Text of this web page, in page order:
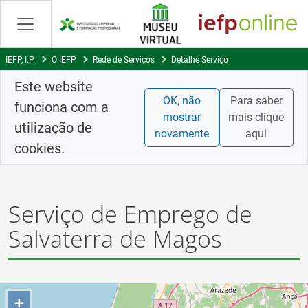
Saltar
para
conteúdo
principal
IEFP, I.P. O IEFP Rede de Serviços Detalhe Serviço
Este website
funciona com a
utilização de
cookies.
OK, não
mostrar
novamente
Para saber
mais clique
aqui
Serviço de Emprego de
Salvaterra de Magos
+